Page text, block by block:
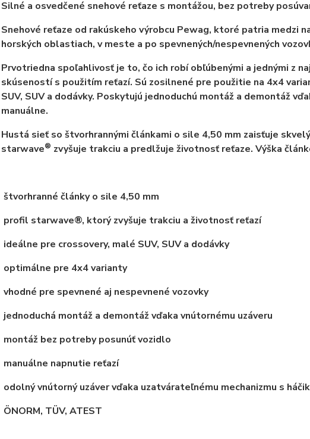
Silné a osvedčené snehové reťaze s montážou, bez potreby
Snehové reťaze od rakúskeho výrobcu Pewag, ktoré patria medzi
horských oblastiach, v meste a po spevnených/nespevnených
Prvotriedna spoľahlivosť je to, čo ich robí obľúbenými a jednými z
skúseností s použitím reťazí. Sú zosilnené pre použitie na 4x4
SUV, SUV a dodávky. Poskytujú jednoduchú montáž a demontáž
manuálne.
Hustá sieť so štvorhrannými článkami o sile 4,50 mm zaisťuje
starwave® zvyšuje trakciu a predlžuje životnosť reťaze. Výška
štvorhranné články o sile 4,50 mm
profil starwave®, ktorý zvyšuje trakciu a životnosť reťazí
ideálne pre crossovery, malé SUV, SUV a dodávky
optimálne pre 4x4 varianty
vhodné pre spevnené aj nespevnené vozovky
jednoduchá montáž a demontáž vďaka vnútornému uzáveru
montáž bez potreby posunúť vozidlo
manuálne napnutie reťazí
odolný vnútorný uzáver vďaka uzatvárateľnému mechanizmu s
ÖNORM, TÜV, ATEST